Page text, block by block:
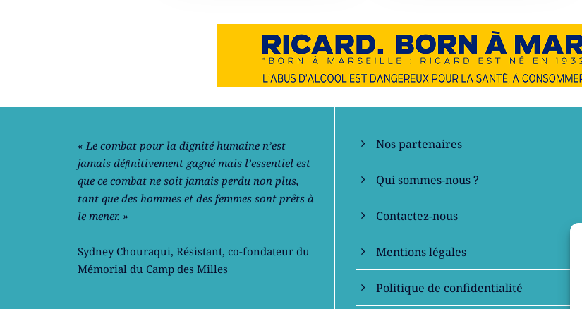
Notre philosophie
« Le combat pour la dignité humaine n’est
jamais déﬁnitivement gagné mais l’essentiel est
que ce combat ne soit jamais perdu non plus,
tant que des hommes et des femmes sont prêts à
le mener. »
Sydney Chouraqui, Résistant, co-fondateur du
Mémorial du Camp des Milles
En savoir +
Nos partenaires
Qui sommes-nous ?
Contactez-nous
Mentions légales
Politique de confidentialité